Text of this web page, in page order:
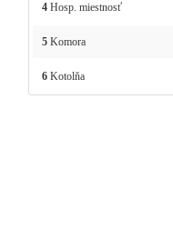
4Hosp. miestnosť
5Komora
6Kotolňa